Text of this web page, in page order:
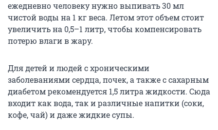
ежедневно человеку нужно выпивать30 мл
чистой воды на 1 кгвеса. Летом этот объем стоит
увеличить на 0,5–1 литр, чтобы компенсировать
потерю влаги в жару.
Для детей и людей с хроническими
заболеваниями сердца, почек, а также с сахарным
диабетом рекомендуется 1,5 литра жидкости. Сюда
входит как вода, так и различные напитки (соки,
кофе, чай) и даже жидкие супы.